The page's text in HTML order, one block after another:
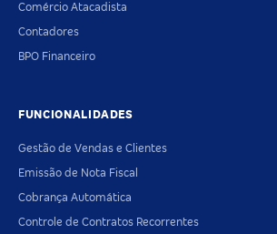
Comércio Atacadista
Contadores
BPO Financeiro
FUNCIONALIDADES
Gestão de Vendas e Clientes
Emissão de Nota Fiscal
Cobrança Automática
Controle de Contratos Recorrentes